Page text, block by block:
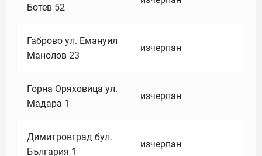
Ботев 52
Габрово ул. Емануил
Манолов 23
изчерпан
Горна Оряховица ул.
Мадара 1
изчерпан
Димитровград бул.
България 1
изчерпан